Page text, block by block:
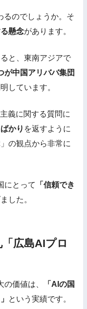
るのでしょうか。そ
懸念があります。
と、東南アジアで
が中国アリババ集団
しています。
義に関する質問に
かり を返すように
の観点から非常に
にとって
「信頼でき
した。
広島AIプロ
価値は、
「AIの国
という実績です。